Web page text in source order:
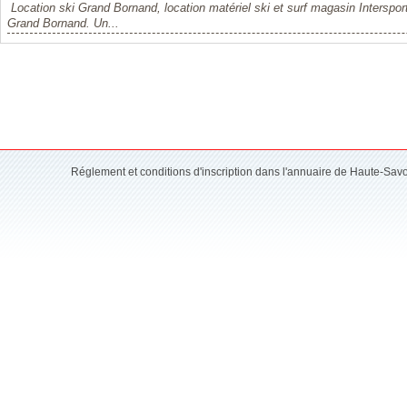
Location ski Grand Bornand, location matériel ski et surf magasin
Grand Bornand. Un...
Réglement et conditions d'inscription dans l'annuaire de Haute-